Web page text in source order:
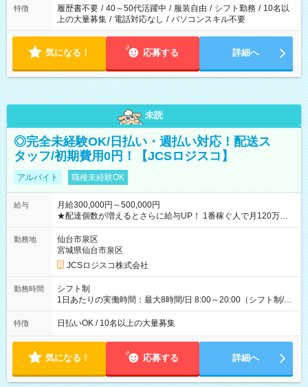
合は応募できません。
特徴 履歴書不要 / 40～50代活躍中 / 服装自由 / シフト勤務 / 10名以
上の大量募集 / 電話対応なし / パソコンスキル不要
気になる！ 応募する 詳細へ
未読
◎完全未経験OK/日払い・週払い対応！配送ス
タッフ/初期費用0円！【JCSロジスコ】
アルバイト 職種未経験OK
給与
月給300,000円～500,000円
★配達個数が増えるとさらに給与UP！ 1番稼ぐ人で月120万ほ
ど！ ・主要都市エリア 月収55万円／週5日稼働 月収65万~112
万円／週6日稼働 ・地方郊外エリア 月収40万円／週5日稼働 月
収40万円~50万円／週6日稼働 ＜モデルイメージ＞ ■月収50万
円 (27歳男性/江東区在住)※元建築関係 1日150個配達×25日勤務
(日休み) ■月収80万円(43歳男性/墨田区在住)※元営業 1日200個
勤務地
仙台市泉区
宮城県仙台市泉区
JCSロジスコ株式会社
勤務時間
シフト制
1日あたりの実働時間：最大8時間/日 8:00～20:00（シフト制/実
働8時間） ※週5日勤務（場所次第では週4も有り） ※配達状況
によって時間外での勤務可能性有り ※案件により多少の前後あ
特徴 日払いOK / 10名以上の大量募集
気になる！ 応募する 詳細へ